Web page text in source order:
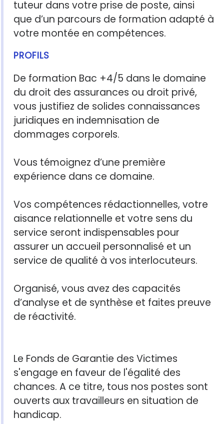
tuteur dans votre prise de poste, ainsi
que d’un parcours de formation adapté à
votre montée en compétences.
PROFILS
De formation Bac +4/5 dans le domaine
du droit des assurances ou droit privé,
vous justifiez de solides connaissances
juridiques en indemnisation de
dommages corporels.
Vous témoignez d’une première
expérience dans ce domaine.
Vos compétences rédactionnelles, votre
aisance relationnelle et votre sens du
service seront indispensables pour
assurer un accueil personnalisé et un
service de qualité à vos interlocuteurs.
Organisé, vous avez des capacités
d’analyse et de synthèse et faites preuve
de réactivité.
Le Fonds de Garantie des Victimes
s'engage en faveur de l'égalité des
chances. A ce titre, tous nos postes sont
ouverts aux travailleurs en situation de
handicap.